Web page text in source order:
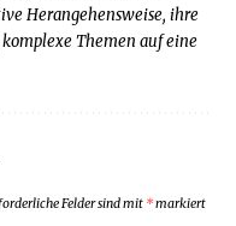
Herangehensweise, ihre
Themen auf eine
Felder sind mit *markiert